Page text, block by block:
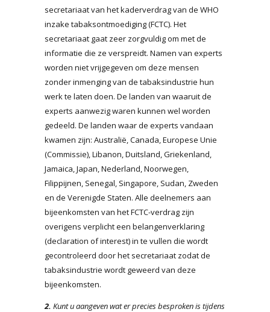
secretariaat van het kaderverdrag van de WHO
inzake tabaksontmoediging (FCTC). Het
secretariaat gaat zeer zorgvuldig om met de
informatie die ze verspreidt. Namen van experts
worden niet vrijgegeven om deze mensen
zonder inmenging van de tabaksindustrie hun
werk te laten doen. De landen van waaruit de
experts aanwezig waren kunnen wel worden
gedeeld. De landen waar de experts vandaan
kwamen zijn: Australië, Canada, Europese Unie
(Commissie), Libanon, Duitsland, Griekenland,
Jamaica, Japan, Nederland, Noorwegen,
Filippijnen, Senegal, Singapore, Sudan, Zweden
en de Verenigde Staten. Alle deelnemers aan
bijeenkomsten van het FCTC-verdrag zijn
overigens verplicht een belangenverklaring
(declaration of interest) in te vullen die wordt
gecontroleerd door het secretariaat zodat de
tabaksindustrie wordt geweerd van deze
bijeenkomsten.
2. Kunt u aangeven wat er precies besproken is tijdens